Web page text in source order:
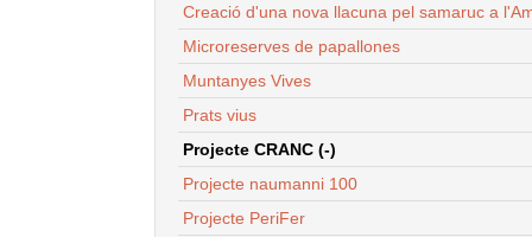
Creació d'una nova llacuna pel samaruc a
Microreserves de papallones
Muntanyes Vives
Prats vius
Projecte CRANC (-)
Projecte naumanni 100
Projecte PeriFer